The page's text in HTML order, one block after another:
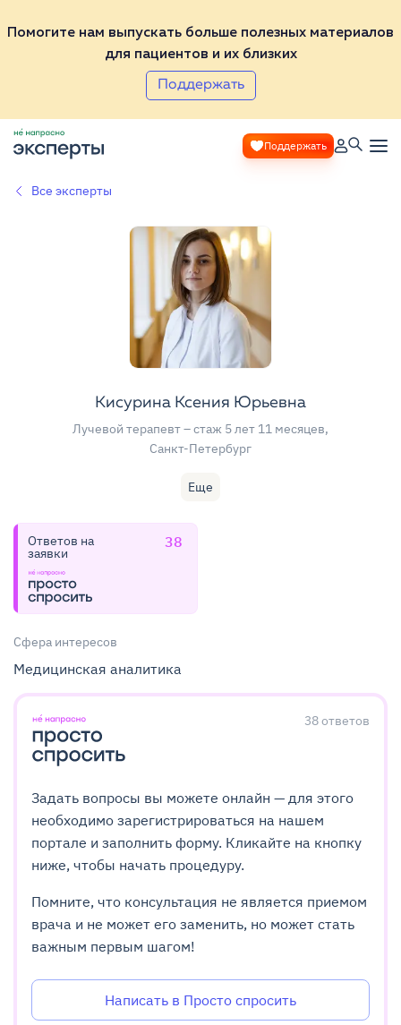
Помогите нам выпускать больше полезных материалов
для пациентов и их близких
Поддержать
Поддержать
Все эксперты
Кисурина Ксения Юрьевна
Лучевой терапевт– стаж 5 лет 11 месяцев,
Санкт-Петербург
Еще
38
Ответов на
заявки
Сфера интересов
Медицинская аналитика
38ответов
Задать вопросы вы можете онлайн — для этого
необходимо зарегистрироваться на нашем
портале и заполнить форму. Кликайте на кнопку
ниже, чтобы начать процедуру.
Помните, что консультация не является приемом
врача и не может его заменить, но может стать
важным первым шагом!
Написать в Просто спросить